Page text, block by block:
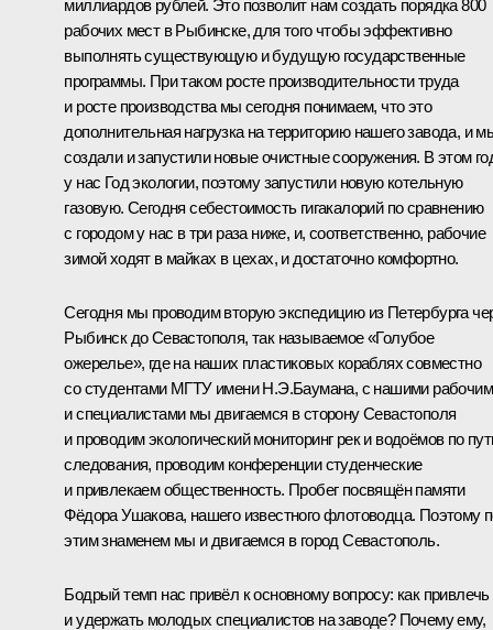
миллиардов рублей. Это позволит нам создать порядка 800
рабочих мест в Рыбинске, для того чтобы эффективно
выполнять существующую и будущую государственные
программы. При таком росте производительности труда
и росте производства мы сегодня понимаем, что это
дополнительная нагрузка на территорию нашего завода, и
создали и запустили новые очистные сооружения. В этом
у нас Год экологии, поэтому запустили новую котельную
газовую. Сегодня себестоимость гигакалорий по сравнению
с городом у нас в три раза ниже, и, соответственно, рабочие
зимой ходят в майках в цехах, и достаточно комфортно.
Сегодня мы проводим вторую экспедицию из Петербурга
Рыбинск до Севастополя, так называемое «Голубое
ожерелье», где на наших пластиковых кораблях совместно
со студентами МГТУ имени Н.Э.Баумана, с нашими
и специалистами мы двигаемся в сторону Севастополя
и проводим экологический мониторинг рек и водоёмов по
следования, проводим конференции студенческие
и привлекаем общественность. Пробег посвящён памяти
Фёдора Ушакова, нашего известного флотоводца. Поэтому
этим знаменем мы и двигаемся в город Севастополь.
Бодрый темп нас привёл к основному вопросу: как привлечь
и удержать молодых специалистов на заводе? Почему ему,